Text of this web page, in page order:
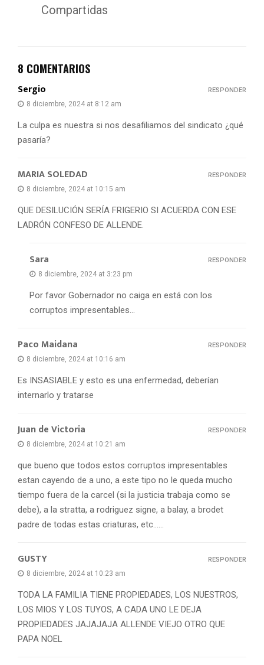
Compartidas
8 COMENTARIOS
Sergio
8 diciembre, 2024 at 8:12 am
La culpa es nuestra si nos desafiliamos del sindicato ¿qué
pasaría?
RESPONDER
MARIA SOLEDAD
8 diciembre, 2024 at 10:15 am
QUE DESILUCIÓN SERÍA FRIGERIO SI ACUERDA CON ESE
LADRÓN CONFESO DE ALLENDE.
RESPONDER
Sara
8 diciembre, 2024 at 3:23 pm
Por favor Gobernador no caiga en está con los
corruptos impresentables…
RESPONDER
Paco Maidana
8 diciembre, 2024 at 10:16 am
Es INSASIABLE y esto es una enfermedad, deberían
internarlo y tratarse
RESPONDER
Juan de Victoria
8 diciembre, 2024 at 10:21 am
que bueno que todos estos corruptos impresentables
estan cayendo de a uno, a este tipo no le queda mucho
tiempo fuera de la carcel (si la justicia trabaja como se
debe), a la stratta, a rodriguez signe, a balay, a brodet
padre de todas estas criaturas, etc……
RESPONDER
GUSTY
8 diciembre, 2024 at 10:23 am
TODA LA FAMILIA TIENE PROPIEDADES, LOS NUESTROS,
LOS MIOS Y LOS TUYOS, A CADA UNO LE DEJA
PROPIEDADES JAJAJAJA ALLENDE VIEJO OTRO QUE
PAPA NOEL
RESPONDER